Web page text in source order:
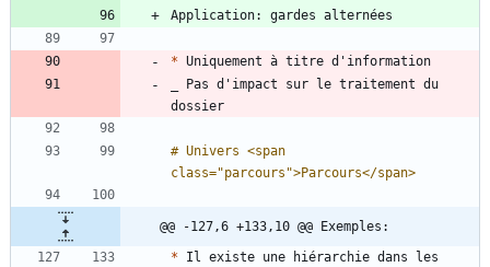
*
_ Pas d'impact sur le traitement du
# Univers <span
@@ -127,6 +133,10 @@ Exemples:
* Il existe une hiérarchie dans les